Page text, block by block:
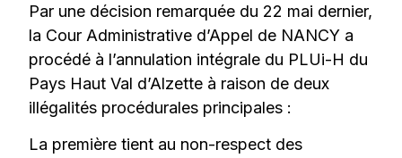
Par une décision remarquée du 22 mai dernier,
la Cour Administrative d’Appel de NANCY a
procédé à l’annulation intégrale du PLUi-H du
Pays Haut Val d’Alzette à raison de deux
illégalités procédurales principales :
La première tient au non-respect des